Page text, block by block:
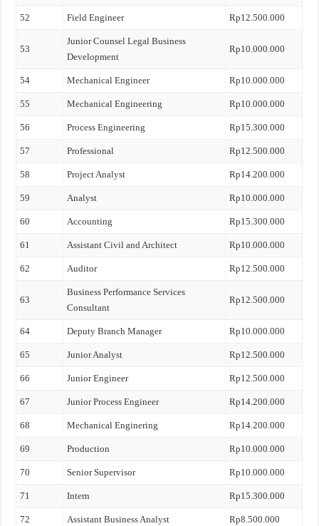
52 Field Engineer Rp12.500.000
53
Junior Counsel Legal Business
Development
Rp10.000.000
54 Mechanical Engineer Rp10.000.000
55 Mechanical Engineering Rp10.000.000
56 Process Engineering Rp15.300.000
57 Professional Rp12.500.000
58 Project Analyst Rp14.200.000
59 Analyst Rp10.000.000
60 Accounting Rp15.300.000
61 Assistant Civil and Architect Rp10.000.000
62 Auditor Rp12.500.000
63
Business Performance Services
Consultant
Rp12.500.000
64 Deputy Branch Manager Rp10.000.000
65 Junior Analyst Rp12.500.000
66 Junior Engineer Rp12.500.000
67 Junior Process Engineer Rp14.200.000
68 Mechanical Enginering Rp14.200.000
69 Production Rp10.000.000
70 Senior Supervisor Rp10.000.000
71 Intern Rp15.300.000
72 Assistant Business Analyst Rp8.500.000